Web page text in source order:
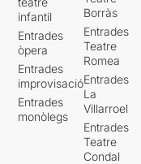
infantil
Entrades
òpera
Entrades
improvisació
Entrades
monòlegs
Borràs
Entrades
Teatre
Romea
Entrades
La
Villarroel
Entrades
Teatre
Condal